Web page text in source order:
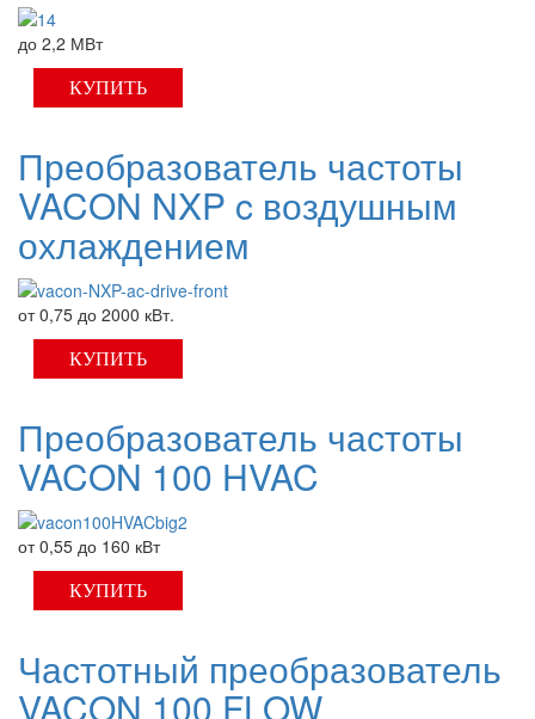
до 2,2 МВт
КУПИТЬ
Преобразователь частоты
VACON NXP c воздушным
охлаждением
от 0,75 до 2000 кВт.
КУПИТЬ
Преобразователь частоты
VACON 100 HVAC
от 0,55 до 160 кВт
КУПИТЬ
Частотный преобразователь
VACON 100 FLOW